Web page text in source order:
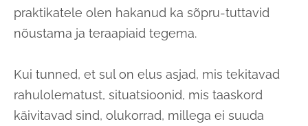
praktikatele olen hakanud ka sõpru-tuttavid
nõustama ja teraapiaid tegema.
Kui tunned, et sul on elus asjad, mis tekitavad
rahulolematust, situatsioonid, mis taaskord
käivitavad sind, olukorrad, millega ei suuda